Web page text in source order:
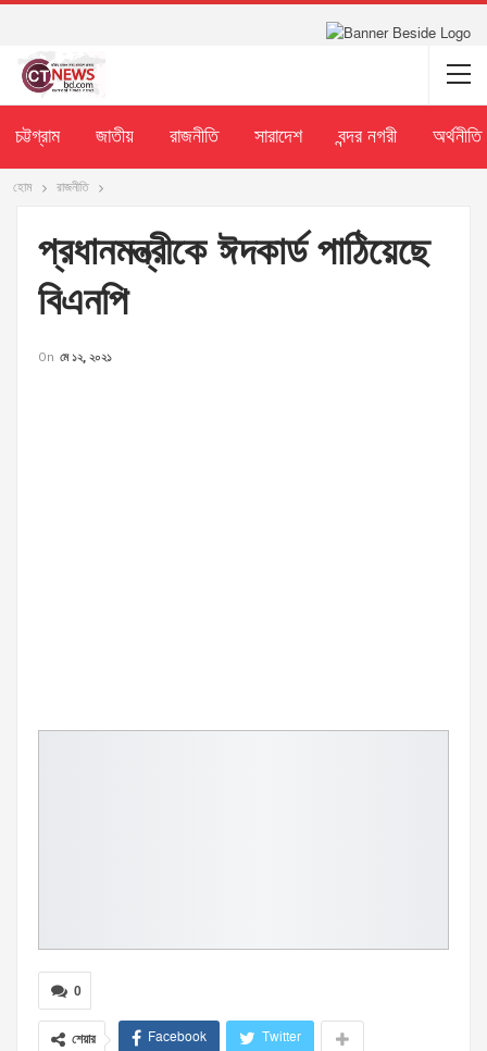
চট্টগ্রাম জাতীয় রাজনীতি সারাদেশ বন্দর নগরী অর্থনীতি
হোম রাজনীতি
প্রধানমন্ত্রীকে ঈদকার্ড পাঠিয়েছে
বিএনপি
On মে ১২, ২০২১
0
শেয়ার Facebook Twitter